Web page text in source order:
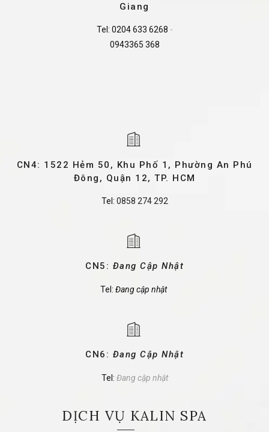
Giang
Tel: 0204 633 6268 -
0943365 368
CN4: 1522 Hẻm 50, Khu Phố 1, Phường An Phú
Đông, Quận 12, TP. HCM
Tel: 0858 274 292
CN5: Đang Cập Nhật
Tel: Đang cập nhật
CN6: Đang Cập Nhật
Tel: Đang cập nhật
DỊCH VỤ KALIN SPA